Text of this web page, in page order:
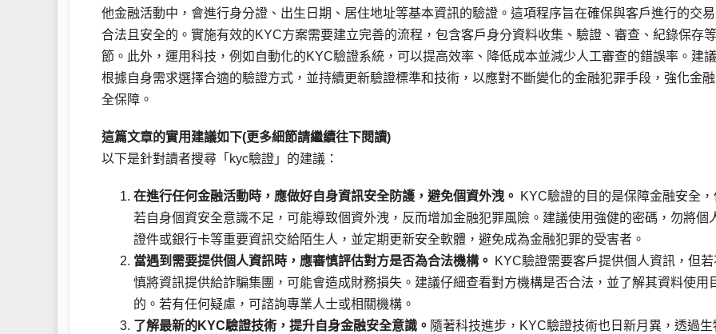
他金融活動中，會進行身分證、出生日期、居住地址等基本資訊的驗證。這項程序旨在確保與客戶進行的交
合法且安全的。實施有效的KYC方案需要建立完善的流程，包含客戶身分資料收集、驗證、審查、紀錄保存
節。此外，運用科技，例如自動化的KYC驗證系統，可以提高效率、降低成本並減少人工審查的錯誤率。建
根據自身需求選擇合適的驗證方式，並持續更新驗證標準和技術，以應對不斷變化的金融犯罪手段，強化金
全保障。
這篇文章的實用建議如下(更多細節請繼續往下閱讀)
以下是針對讀者搜尋「kyc驗證」的建議：
在進行任何金融活動時，應做好自身資訊安全防護，避免個資外洩。
KYC驗證的目的是保障金融安全，
若自身個資安全意識不足，可能導致個資外洩，反而增加金融犯罪風險。建議使用強健的密碼，勿將個
證件或銀行卡等重要資訊交給陌生人，並定期更新安全軟體，避免成為金融犯罪的受害者。
當遇到需要提供個人資訊時，應審慎評估對方是否為合法機構。
KYC驗證需要客戶提供個人資訊，但若
慎將資訊提供給詐騙集團，可能會造成財務損失。建議仔細查看對方機構是否合法，並了解其資料使用
的。若有任何疑慮，可諮詢專業人士或相關機構。
了解最新的KYC驗證技術，提升自身金融安全意識。 隨著科技進步，KYC驗證技術也日新月異，透過生